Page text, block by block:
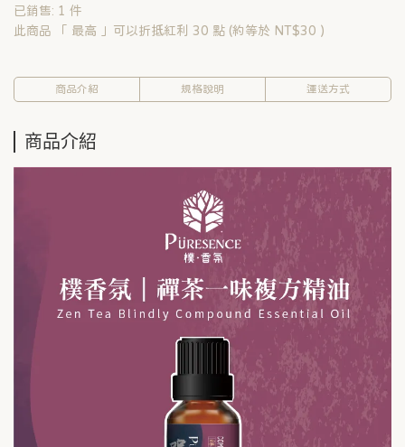
已銷售: 1 件
此商品 「 最高 」可以折抵紅利 30 點 (約等於 NT$30 )
商品介紹 規格說明 運送方式
商品介紹